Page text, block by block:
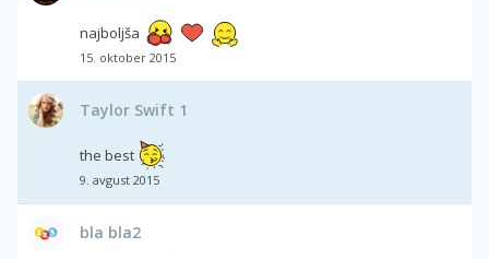
najboljša
15. oktober 2015
Taylor Swift 1
the best
9. avgust 2015
bla bla2